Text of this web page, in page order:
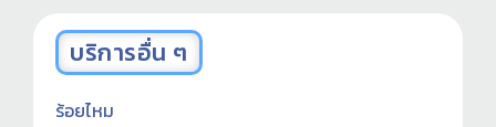
บริการอื่น ๆ
ร้อยไหม